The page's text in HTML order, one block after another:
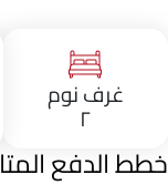
غرف نوم
٢
خطط الدفع